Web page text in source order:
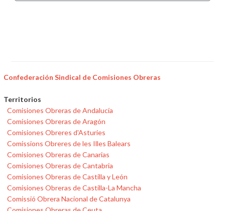
Confederación Sindical de Comisiones Obreras
Territorios
Comisiones Obreras de Andalucía
Comisiones Obreras de Aragón
Comisiones Obreres d'Asturies
Comissions Obreres de les Illes Balears
Comisiones Obreras de Canarias
Comisiones Obreras de Cantabria
Comisiones Obreras de Castilla y León
Comisiones Obreras de Castilla-La Mancha
Comissió Obrera Nacional de Catalunya